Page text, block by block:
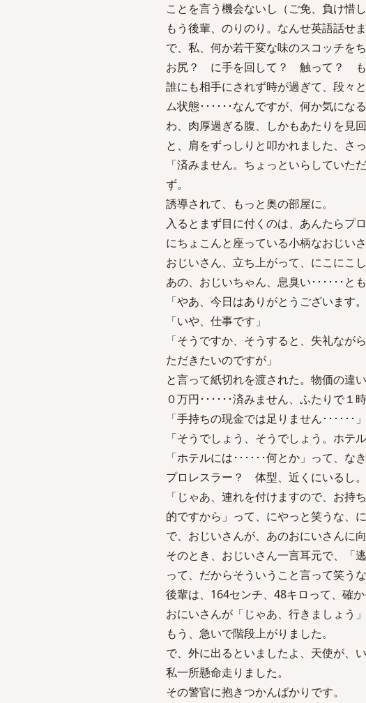
ことを言う機会ないし（ご免、負け惜し
もう後輩、のりのり。なんせ英語話せ
で、私、何か若干変な味のスコッチを
お尻？ に手を回して？ 触って？ も
誰にも相手にされず時が過ぎて、段々
ム状態･･････なんですが、何か気にな
わ、肉厚過ぎる腹、しかもあたりを見
と、肩をずっしりと叩かれました、さ
「済みません。ちょっといらしていた
ず。
誘導されて、もっと奥の部屋に。
入るとまず目に付くのは、あんたら
にちょこんと座っている小柄なおじい
おじいさん、立ち上がって、にこにこ
あの、おじいちゃん、息臭い･･････と
「やあ、今日はありがとうございます
「いや、仕事です」
「そうですか、そうすると、失礼な
ただきたいのですが」
と言って紙切れを渡された。物価の違
０万円･･････済みません、ふたりで１
「手持ちの現金では足りません･･････」
「そうでしょう、そうでしょう。ホテ
「ホテルには･･････何とか」って、
プロレスラー？ 体型、近くにいるし。
「じゃあ、連れを付けますので、お
的ですから」って、にやっと笑うな、に
で、おじいさんが、あのおにいさんに
そのとき、おじいさん一言耳元で、「
って、だからそういうこと言って笑うな
後輩は、164センチ、48キロって、確
おにいさんが「じゃあ、行きましょう
もう、急いで階段上がりました。
で、外に出るといましたよ、天使が、い
私一所懸命走りました。
その警官に抱きつかんばかりです。